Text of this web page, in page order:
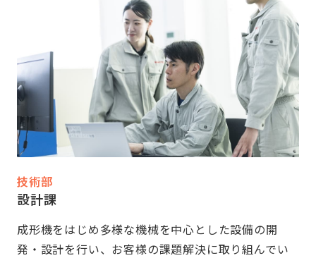
技術部
設計課
成形機をはじめ多様な機械を中心とした設備の開
発・設計を行い、お客様の課題解決に取り組んでい